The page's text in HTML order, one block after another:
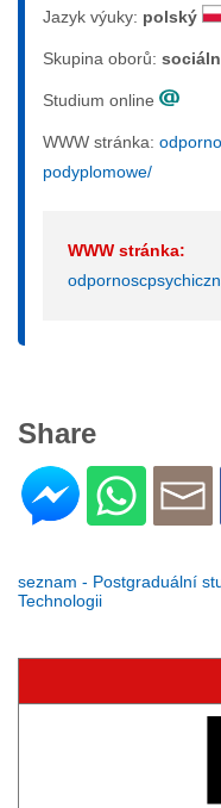
Jazyk výuky: polský
Skupina oborů:
Studium online
WWW stránka:
podyplomowe/
WWW stránka:
Share
seznam - Postgraduální
Technologii